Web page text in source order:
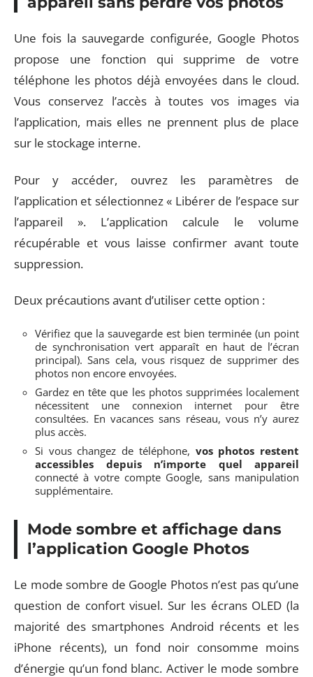
Une fois la sauvegarde configurée, Google Photos
propose une fonction qui supprime de votre
téléphone les photos déjà envoyées dans le cloud.
Vous conservez l’accès à toutes vos images via
l’application, mais elles ne prennent plus de place
sur le stockage interne.
Pour y accéder, ouvrez les paramètres de
l’application et sélectionnez « Libérer de l’espace sur
l’appareil ». L’application calcule le volume
récupérable et vous laisse confirmer avant toute
suppression.
Deux précautions avant d’utiliser cette option :
Vérifiez que la sauvegarde est bien terminée (un point
de synchronisation vert apparaît en haut de l’écran
principal). Sans cela, vous risquez de supprimer des
photos non encore envoyées.
Gardez en tête que les photos supprimées localement
nécessitent une connexion internet pour être
consultées. En vacances sans réseau, vous n’y aurez
plus accès.
Si vous changez de téléphone, vos photos restent
accessibles depuis n’importe quel appareil
connecté à votre compte Google, sans manipulation
supplémentaire.
Mode sombre et affichage dans
l’application Google Photos
Le mode sombre de Google Photos n’est pas qu’une
question de confort visuel. Sur les écrans OLED (la
majorité des smartphones Android récents et les
iPhone récents), un fond noir consomme moins
d’énergie qu’un fond blanc. Activer le mode sombre